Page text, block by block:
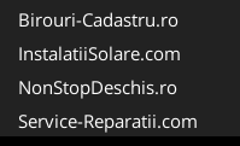
Birouri-Cadastru.ro
InstalatiiSolare.com
NonStopDeschis.ro
Service-Reparatii.com